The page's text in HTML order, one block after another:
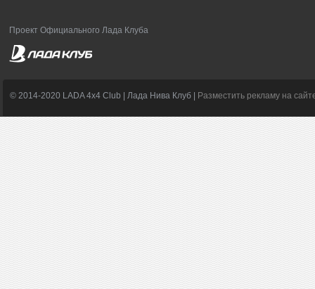
Проект Официального Лада Клуба
© 2014-2020 LADA 4x4 Club | Лада Нива Клуб | Разместить рекламу на